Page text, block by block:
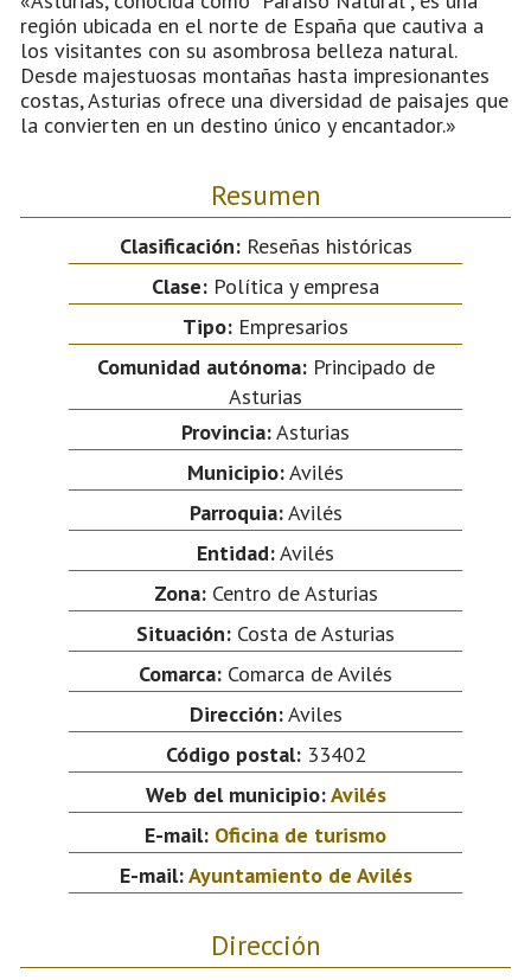
región ubicada en el norte de España que cautiva a
los visitantes con su asombrosa belleza natural.
Desde majestuosas montañas hasta impresionantes
costas, Asturias ofrece una diversidad de paisajes que
la convierten en un destino único y encantador.»
Resumen
Clasificación:Reseñas históricas
Clase: Política y empresa
Tipo: Empresarios
Comunidad autónoma:Principado de
Asturias
Provincia:Asturias
Municipio:Avilés
Parroquia:Avilés
Entidad:Avilés
Zona:Centro de Asturias
Situación: Costa de Asturias
Comarca: Comarca de Avilés
Dirección:Aviles
Código postal:33402
Web del municipio:Avilés
E-mail: Oficina de turismo
E-mail:Ayuntamiento de Avilés
Dirección